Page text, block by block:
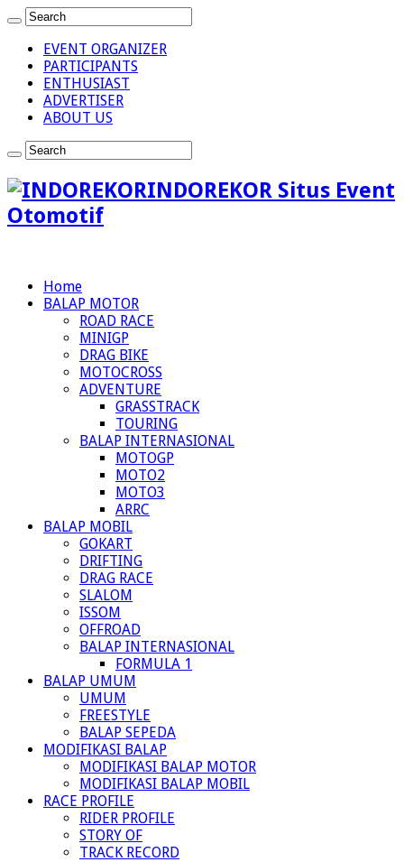
EVENT ORGANIZER
PARTICIPANTS
ENTHUSIAST
ADVERTISER
ABOUT US
INDOREKOR Situs Event
Otomotif
Home
BALAP MOTOR
ROAD RACE
MINIGP
DRAG BIKE
MOTOCROSS
ADVENTURE
GRASSTRACK
TOURING
BALAP INTERNASIONAL
MOTOGP
MOTO2
MOTO3
ARRC
BALAP MOBIL
GOKART
DRIFTING
DRAG RACE
SLALOM
ISSOM
OFFROAD
BALAP INTERNASIONAL
FORMULA 1
BALAP UMUM
UMUM
FREESTYLE
BALAP SEPEDA
MODIFIKASI BALAP
MODIFIKASI BALAP MOTOR
MODIFIKASI BALAP MOBIL
RACE PROFILE
RIDER PROFILE
STORY OF
TRACK RECORD